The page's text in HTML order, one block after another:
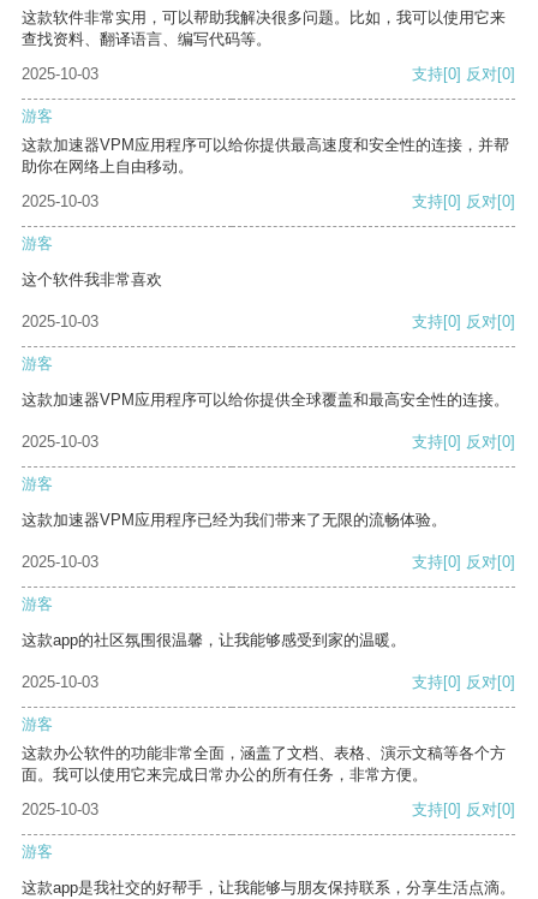
这款软件非常实用，可以帮助我解决很多问题。比如，我可以使用它来
查找资料、翻译语言、编写代码等。
2025-10-03
支持[0] 反对[0]
游客
这款加速器VPM应用程序可以给你提供最高速度和安全性的连接，并帮
助你在网络上自由移动。
2025-10-03
支持[0] 反对[0]
游客
这个软件我非常喜欢
2025-10-03 支持[0] 反对[0]
游客
这款加速器VPM应用程序可以给你提供全球覆盖和最高安全性的连接。
2025-10-03 支持[0] 反对[0]
游客
这款加速器VPM应用程序已经为我们带来了无限的流畅体验。
2025-10-03 支持[0] 反对[0]
游客
这款app的社区氛围很温馨，让我能够感受到家的温暖。
2025-10-03 支持[0] 反对[0]
游客
这款办公软件的功能非常全面，涵盖了文档、表格、演示文稿等各个方
面。我可以使用它来完成日常办公的所有任务，非常方便。
2025-10-03
支持[0] 反对[0]
游客
这款app是我社交的好帮手，让我能够与朋友保持联系，分享生活点滴。